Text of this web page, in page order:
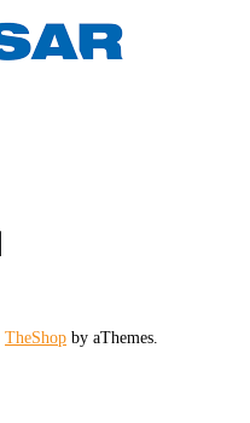
TheShop by aThemes.